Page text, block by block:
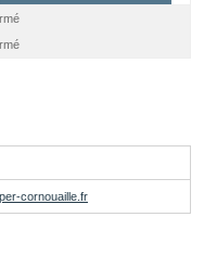
cornouaille.fr